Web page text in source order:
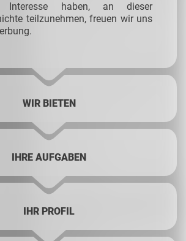
Interesse haben, an dieser
teilzunehmen, freuen wir uns
WIR BIETEN
IHRE AUFGABEN
IHR PROFIL